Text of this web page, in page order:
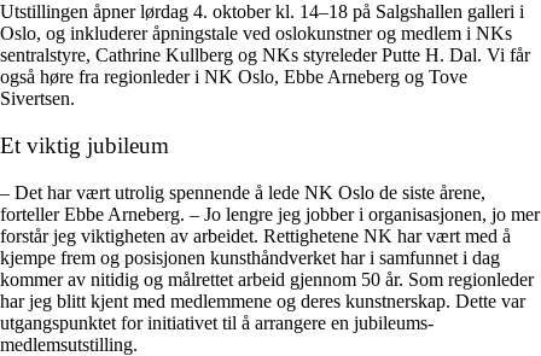
Utstillingen åpner lørdag 4. oktober kl. 14–18 på Salgshallen galleri i
Oslo, og inkluderer åpningstale ved oslokunstner og medlem i NKs
sentralstyre, Cathrine Kullberg og NKs styreleder Putte H. Dal. Vi får
også høre fra regionleder i NK Oslo, Ebbe Arneberg og Tove
Sivertsen.
Et viktig jubileum
– Det har vært utrolig spennende å lede NK Oslo de siste årene,
forteller Ebbe Arneberg. – Jo lengre jeg jobber i organisasjonen, jo mer
forstår jeg viktigheten av arbeidet. Rettighetene NK har vært med å
kjempe frem og posisjonen kunsthåndverket har i samfunnet i dag
kommer av nitidig og målrettet arbeid gjennom 50 år. Som regionleder
har jeg blitt kjent med medlemmene og deres kunstnerskap. Dette var
utgangspunktet for initiativet til å arrangere en jubileums-
medlemsutstilling.